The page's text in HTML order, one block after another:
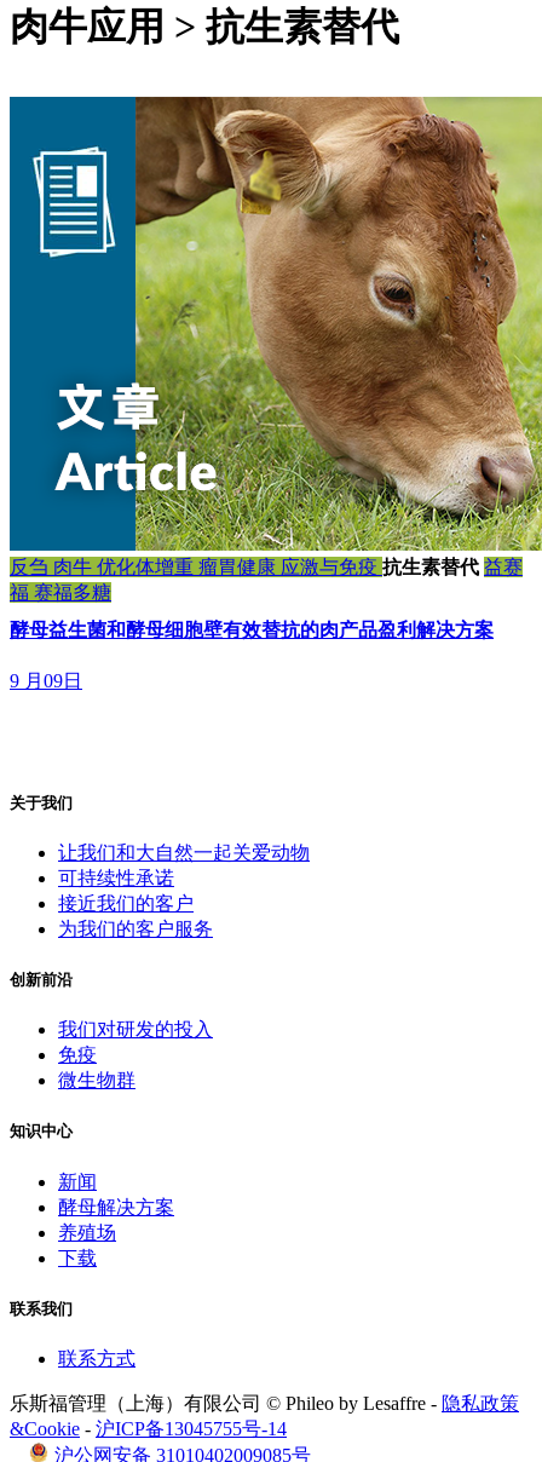
肉牛应用 > 抗生素替代
反刍 肉牛 优化体增重 瘤胃健康 应激与免疫 抗生素替代 益赛
福 赛福多糖
酵母益生菌和酵母细胞壁有效替抗的肉产品盈利解决方案
9 月09日
关于我们
让我们和大自然一起关爱动物
可持续性承诺
接近我们的客户
为我们的客户服务
创新前沿
我们对研发的投入
免疫
微生物群
知识中心
新闻
酵母解决方案
养殖场
下载
联系我们
联系方式
乐斯福管理（上海）有限公司 © Phileo by Lesaffre - 隐私政策
&Cookie - 沪ICP备13045755号-14
沪公网安备 31010402009085号